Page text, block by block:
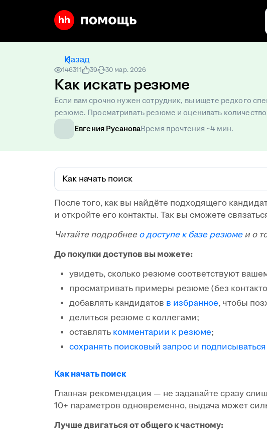
Назад
146311 39 30 мар. 2026
Как искать резюме
Если вам срочно нужен сотрудник, вы ищете редкого
резюме. Просматривать резюме и оценивать
Евгения РусановаВремя прочтения ~4 мин.
Как начать поиск
После того, как вы найдёте подходящего
и откройте его контакты. Так вы сможете
Читайте подробнее о доступе к базе резюмеи о
До покупки доступов вы можете:
увидеть, сколько резюме соответствуют
просматривать примеры резюме (без
добавлять кандидатов в избранное, чтобы
делиться резюме с коллегами;
оставлять комментарии к резюме;
сохранять поисковый запрос и
Как начать поиск
Главная рекомендация — не задавайте сразу
10+ параметров одновременно, выдача может
Лучше двигаться от общего к частному: